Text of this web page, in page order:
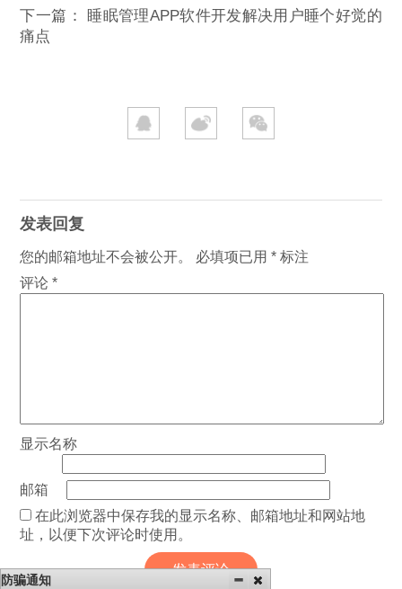
下一篇： 睡眠管理APP软件开发解决用户睡个好觉的
痛点
发表回复
您的邮箱地址不会被公开。 必填项已用* 标注
评论*
显示名称
邮箱
在此浏览器中保存我的显示名称、邮箱地址和网站地
址，以便下次评论时使用。
防骗通知